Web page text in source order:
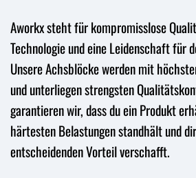
Aworkx steht für kompromisslose
Technologie und eine Leidenschaft für
Unsere Achsblöcke werden mit
und unterliegen strengsten
garantieren wir, dass du ein Produkt
härtesten Belastungen standhält und
entscheidenden Vorteil verschafft.